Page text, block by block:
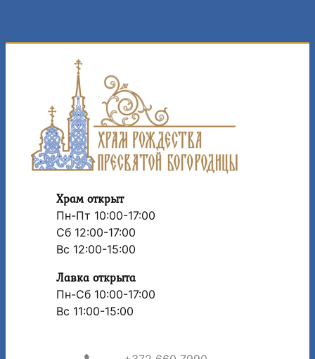
Храм открыт
Пн-Пт 10:00-17:00
Сб 12:00-17:00
Вс 12:00-15:00
Лавка открыта
Пн-Сб 10:00-17:00
Вс 11:00-15:00